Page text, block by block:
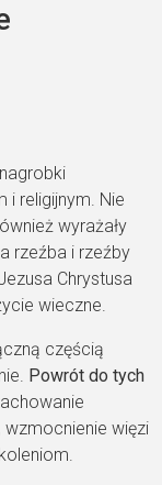
i religijnym. Nie
wyrażały
rzeźba i rzeźby
Chrystusa
wieczne.
częścią
Powrót do tych
więzi